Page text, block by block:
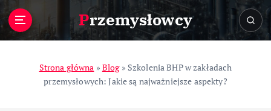
Przemysłowcy
Strona główna » Blog» Szkolenia BHP w zakładach
przemysłowych: Jakie są najważniejsze aspekty?